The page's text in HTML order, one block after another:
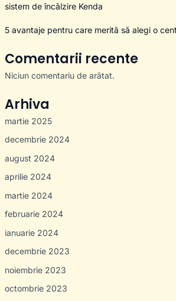
sistem de încălzire Kenda
5 avantaje pentru care merită să alegi o
Comentarii recente
Niciun comentariu de arătat.
Arhiva
martie 2025
decembrie 2024
august 2024
aprilie 2024
martie 2024
februarie 2024
ianuarie 2024
decembrie 2023
noiembrie 2023
octombrie 2023